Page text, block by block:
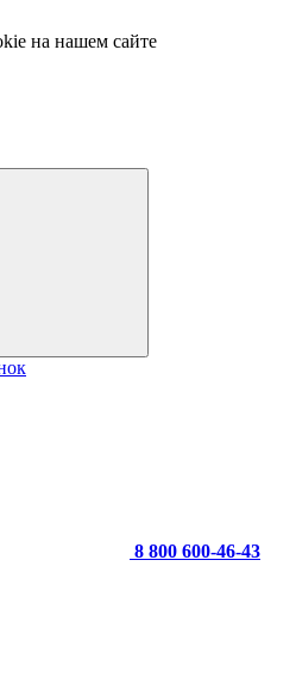
на нашем сайте
8 800 600-46-43